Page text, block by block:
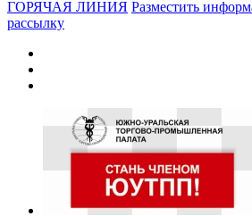
ГОРЯЧАЯ ЛИНИЯ Разместить
рассылку